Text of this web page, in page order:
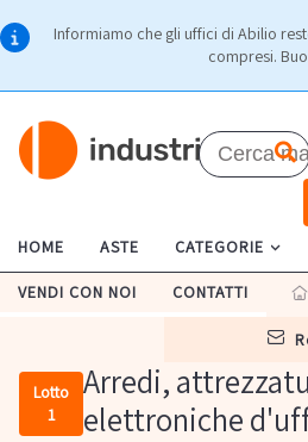
Informiamo che gli uffici di Abilio
compresi.
HOME ASTE CATEGORIE
VENDI CON NOI CONTATTI
Lotto
1
Arredi,
elettroniche